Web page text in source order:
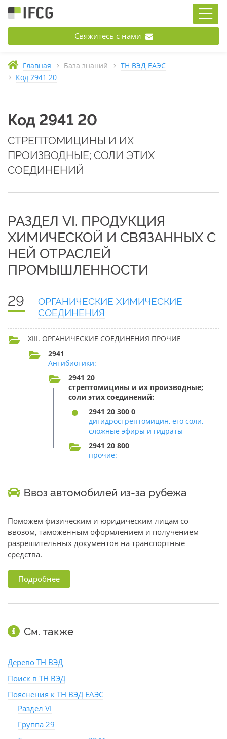
Свяжитесь с нами
Главная База знаний
ТН ВЭД ЕАЭС
Код 2941 20
Код 2941 20
СТРЕПТОМИЦИНЫ И ИХ
ПРОИЗВОДНЫЕ; СОЛИ ЭТИХ
СОЕДИНЕНИЙ
РАЗДЕЛ VI. ПРОДУКЦИЯ
ХИМИЧЕСКОЙ И СВЯЗАННЫХ С
НЕЙ ОТРАСЛЕЙ
ПРОМЫШЛЕННОСТИ
29
ОРГАНИЧЕСКИЕ ХИМИЧЕСКИЕ
СОЕДИНЕНИЯ
XIII. ОРГАНИЧЕСКИЕ СОЕДИНЕНИЯ ПРОЧИЕ
2941
Антибиотики:
2941 20
стрептомицины и их производные;
соли этих соединений:
2941 20 300 0
дигидрострептомицин, его соли,
сложные эфиры и гидраты
2941 20 800
прочие:
Ввоз автомобилей из-за рубежа
Поможем физическим и юридическим лицам со
ввозом, таможенным оформлением и получением
разрешительных документов на транспортные
средства.
Подробнее
См. также
Дерево ТН ВЭД
Поиск в ТН ВЭД
Пояснения к ТН ВЭД ЕАЭС
Раздел VI
Группа 29